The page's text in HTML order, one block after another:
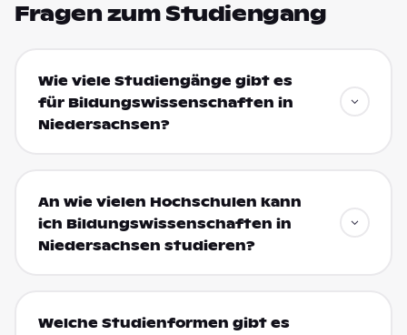
Fragen zum Studiengang
Wie viele Studiengänge gibt es
für Bildungswissenschaften in
Niedersachsen?
An wie vielen Hochschulen kann
ich Bildungswissenschaften in
Niedersachsen studieren?
Welche Studienformen gibt es